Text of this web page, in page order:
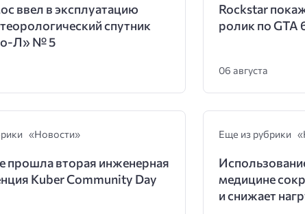
ввел в эксплуатацию
спутник
Л» № 5
Rockstar
ролик по GTA
06 августа
«Новости»
прошла вторая инженерная
Kuber Community Day
Еще из рубрики
медицине
и снижает